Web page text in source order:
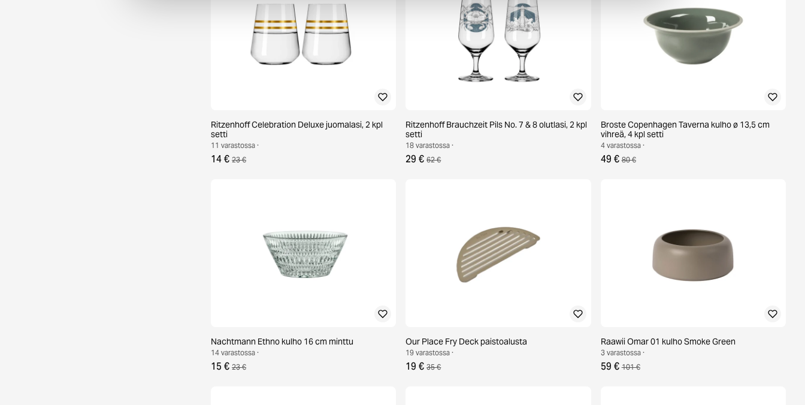
Ritzenhoff Celebration Deluxe juomalasi, 2 kpl
setti
11 varastossa ·
14 € 23 €
Ritzenhoff Brauchzeit Pils No. 7 & 8 olutlasi, 2 kpl
setti
18 varastossa ·
29 € 62 €
Broste Copenhagen Taverna kulho ø 13,5 cm
vihreä, 4 kpl setti
4 varastossa ·
49 € 80 €
Nachtmann Ethno kulho 16 cm minttu
14 varastossa ·
15 € 23 €
Our Place Fry Deck paistoalusta
19 varastossa ·
19 € 35 €
Raawii Omar 01 kulho Smoke Green
3 varastossa ·
59 € 101 €